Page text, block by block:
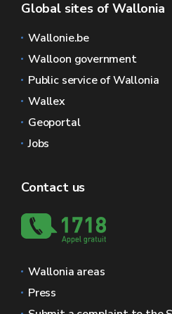
Global sites of Wallonia
Wallonie.be
Walloon government
Public service of Wallonia
Wallex
Geoportal
Jobs
Contact us
Wallonia areas
Press